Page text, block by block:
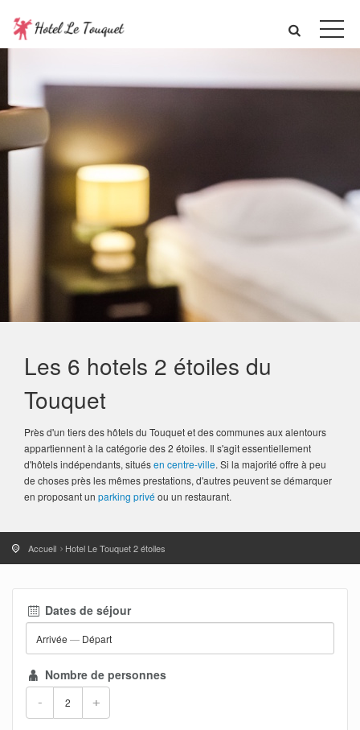
Les 6 hotels 2 étoiles du
Touquet
Près d'un tiers des hôtels du Touquet et des communes aux alentours
appartiennent à la catégorie des 2 étoiles. Il s'agit essentiellement
d'hôtels indépendants, situésen centre-ville. Si la majorité offre à peu
de choses près les mêmes prestations, d'autres peuvent se démarquer
en proposant un parking privéou un restaurant.
Accueil Hotel Le Touquet 2 étoiles
Dates de séjour
Arrivée — Départ
Nombre de personnes
- +